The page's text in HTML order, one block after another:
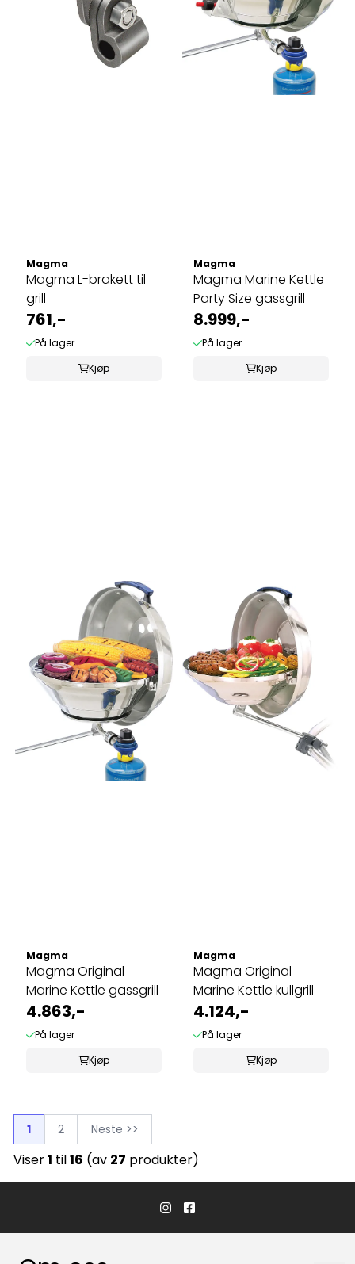
Magma
Magma L-brakett til
grill
761,-
På lager
Kjøp
Magma
Magma Marine Kettle
Party Size gassgrill
8.999,-
På lager
Kjøp
Magma
Magma Original
Marine Kettle gassgrill
4.863,-
På lager
Kjøp
Magma
Magma Original
Marine Kettle kullgrill
4.124,-
På lager
Kjøp
1 2 Neste >>
Viser1 til16 (av 27 produkter)